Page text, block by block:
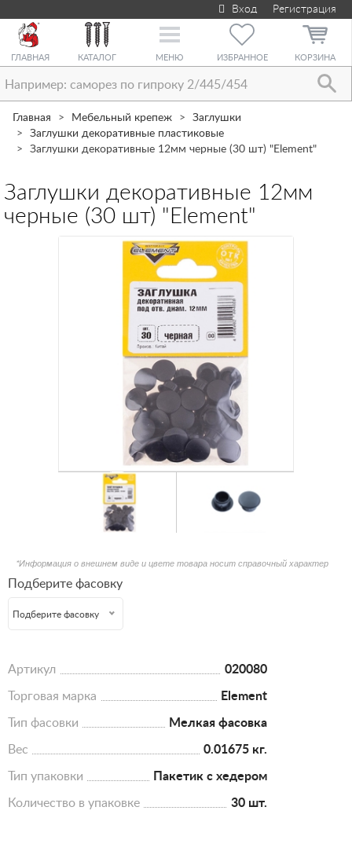
Вход Регистрация
ГЛАВНАЯ КАТАЛОГ
Toggle
МЕНЮ ИЗБРАННОЕ КОРЗИНА
Главная Мебельный крепеж
Заглушки
Заглушки декоративные пластиковые
Заглушки декоративные 12мм черные (30 шт) "Element"
Заглушки декоративные 12мм
черные (30 шт) "Element"
*Информация о внешнем виде и цвете товара носит справочный характер
Подберите фасовку
Подберите фасовку
Артикул 020080
Торговая марка Element
Тип фасовки Мелкая фасовка
Вес 0.01675 кг.
Тип упаковки Пакетик с хедером
Количество в упаковке 30 шт.